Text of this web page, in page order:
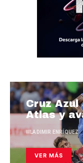
Cruz
Atlas y
WLADIMIR ENRÍQUEZ
VER MÁS